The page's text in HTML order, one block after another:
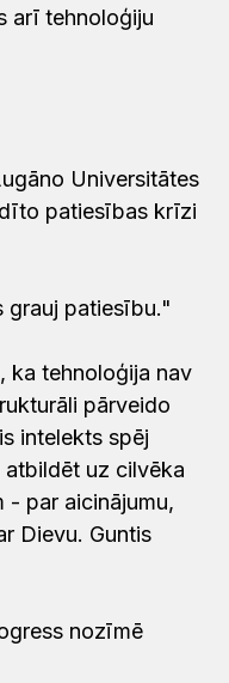
arī tehnoloģiju
Universitātes
patiesības krīzi
grauj patiesību."
ka tehnoloģija nav
pārveido
intelekts spēj
uz cilvēka
- par aicinājumu,
Dievu. Guntis
nozīmē